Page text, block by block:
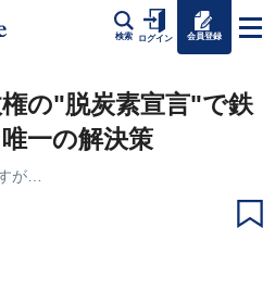
検索 ログイン 会員登録
の"脱炭素宣言"で鉄
一の解決策
が…